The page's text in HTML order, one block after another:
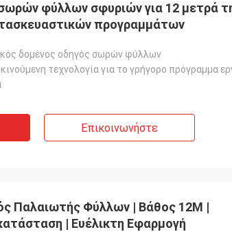
φύλλων σφυριών για 12 μετρά
προγραμμάτων
δομένος οδηγός σωρών φύλλων
τεχνολογία για το γρήγορο πρόγραμμα
Επικοινωνήστε
Παλαιωτής Φύλλων | Βάθος 12M |
| Ευέλικτη Εφαρμογή